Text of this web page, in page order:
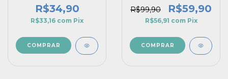
R$34,90
R$33,16 com Pix
Pecompe Lunna
R$99,90 R$59,90
R$56,91 com Pix
COMPRAR